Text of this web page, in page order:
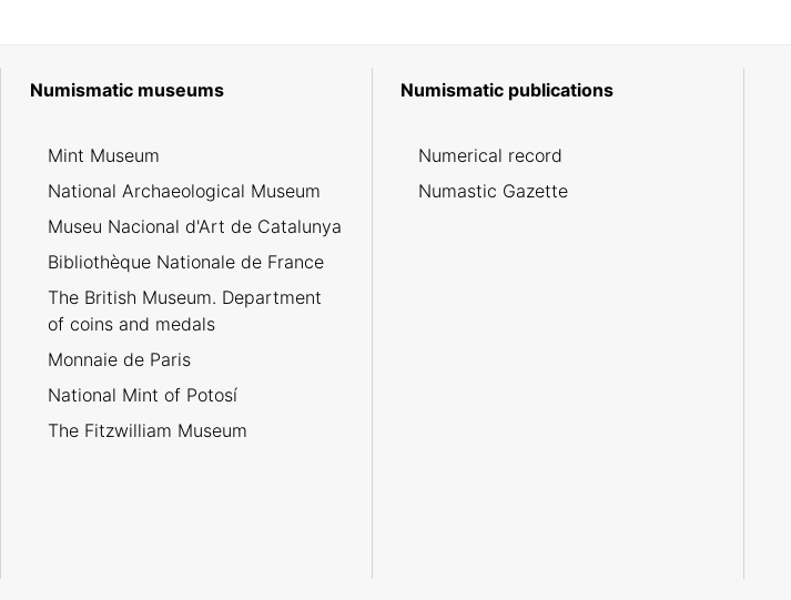
Numismatic museums
Mint Museum
National Archaeological Museum
Museu Nacional d'Art de Catalunya
Bibliothèque Nationale de France
The British Museum. Department
of coins and medals
Monnaie de Paris
National Mint of Potosí
The Fitzwilliam Museum
Numismatic publications
Numerical record
Numastic Gazette